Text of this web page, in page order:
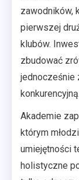
zawodników,
pierwszej
klubów.
zbudować
jednocześnie
konkurencyjną.
Akademie
którym
umiejętności
holistyczne